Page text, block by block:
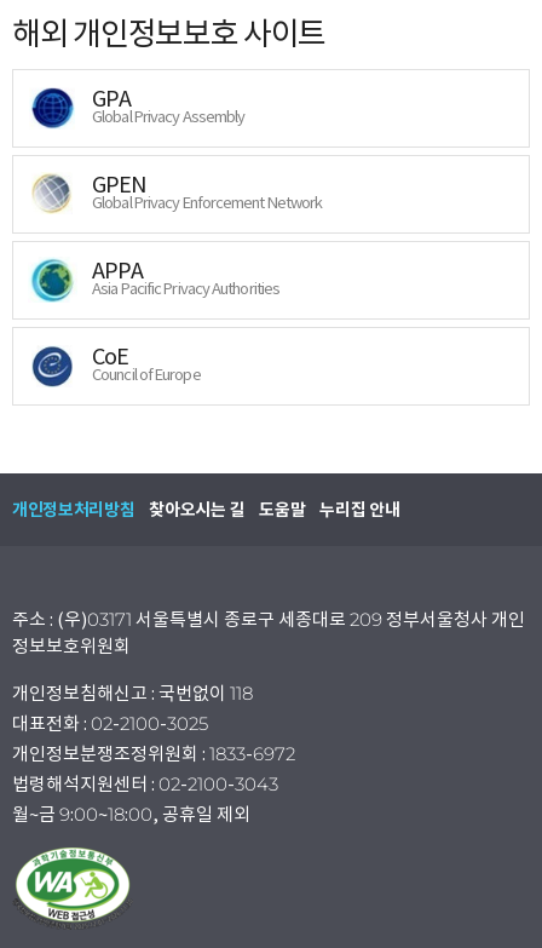
해외 개인정보보호 사이트
GPA
Global Privacy Assembly
GPEN
Global Privacy Enforcement Network
APPA
Asia Pacific Privacy Authorities
CoE
Council of Europe
개인정보처리방침 찾아오시는 길 도움말 누리집 안내
주소 : (우)03171 서울특별시 종로구 세종대로 209 정부서울청사 개인
정보보호위원회
개인정보침해신고 : 국번없이 118
대표전화 : 02-2100-3025
개인정보분쟁조정위원회 : 1833-6972
법령해석지원센터 : 02-2100-3043
월~금 9:00~18:00, 공휴일 제외